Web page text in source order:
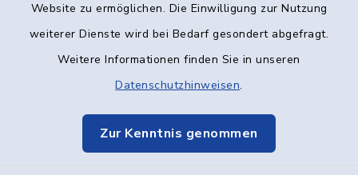
Website zu ermöglichen. Die Einwilligung zur Nutzung
weiterer Dienste wird bei Bedarf gesondert abgefragt.
Weitere Informationen finden Sie in unseren
Datenschutzhinweisen.
Zur Kenntnis genommen
Datenschutz
Elektronische Kommunikation